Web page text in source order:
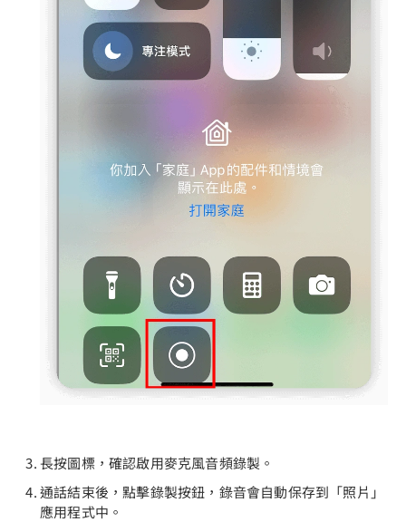
長按圖標，確認啟用麥克風音頻錄製。
通話結束後，點擊錄製按鈕，錄音會自動保存到「照片」
應用程式中。